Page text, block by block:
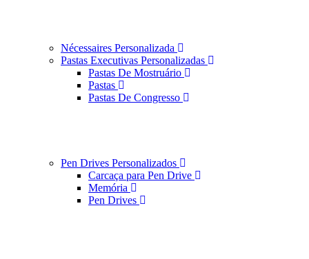
Nécessaires Personalizada
Pastas Executivas Personalizadas
Pastas De Mostruário
Pastas
Pastas De Congresso
Pen Drives Personalizados
Carcaça para Pen Drive
Memória
Pen Drives